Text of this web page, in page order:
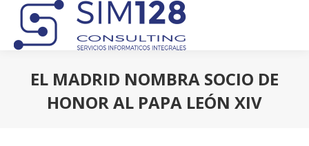
EL MADRID NOMBRA SOCIO DE
HONOR AL PAPA LEÓN XIV